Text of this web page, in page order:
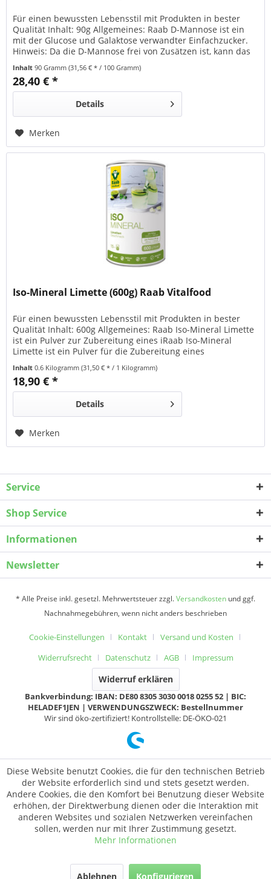
Für einen bewussten Lebensstil mit Produkten in bester
Qualität Inhalt: 90g Allgemeines: Raab D-Mannose ist ein
mit der Glucose und Galaktose verwandter Einfachzucker.
Hinweis: Da die D-Mannose frei von Zusätzen ist, kann das
Qualitätsbeeinträchtigung. Die Klümpchen lösen sich in
Flüssigkeit vollständig auf. Besonderheit: 100% rein -...
Inhalt90 Gramm(31,56 € * / 100 Gramm)
28,40 € *
Details
Merken
Iso-Mineral Limette (600g) Raab Vitalfood
Für einen bewussten Lebensstil mit Produkten in bester
Qualität Inhalt: 600g Allgemeines: Raab Iso-Mineral Limette
ist ein Pulver zur Zubereitung eines iRaab Iso-Mineral
Limette ist ein Pulver für die Zubereitung eines
betätigt, verliert durch Schwitzen Wasser und Mineralstoffe.
Raab Iso-Mineral Limette liefert...
Inhalt0.6 Kilogramm(31,50 € * / 1 Kilogramm)
18,90 € *
Details
Merken
Service
Shop Service
Informationen
Newsletter
* Alle Preise inkl. gesetzl. Mehrwertsteuer zzgl.Versandkosten und ggf.
Nachnahmegebühren, wenn nicht anders beschrieben
Cookie-Einstellungen Kontakt
Versand und Kosten
Widerrufsrecht
Datenschutz AGB Impressum
Widerruf erklären
Bankverbindung: IBAN: DE80 8305 3030 0018 0255 52 | BIC:
HELADEF1JEN | VERWENDUNGSZWECK: Bestellnummer
Wir sind öko-zertifiziert! Kontrollstelle: DE-ÖKO-021
Diese Website benutzt Cookies, die für den technischen Betrieb
der Website erforderlich sind und stets gesetzt werden.
Andere Cookies, die den Komfort bei Benutzung dieser Website
erhöhen, der Direktwerbung dienen oder die Interaktion mit
anderen Websites und sozialen Netzwerken vereinfachen
sollen, werden nur mit Ihrer Zustimmung gesetzt.
Mehr Informationen
Ablehnen Konfigurieren